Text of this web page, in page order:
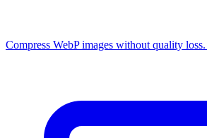
Compress WebP images without quality